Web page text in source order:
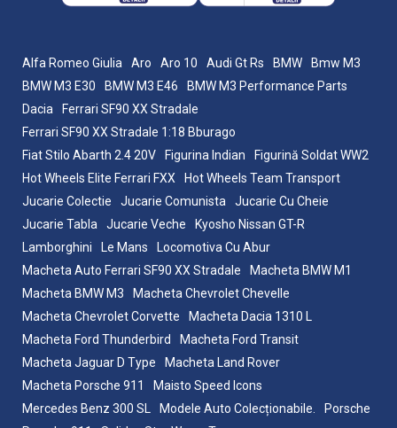
Alfa Romeo Giulia Aro Aro 10 Audi Gt Rs BMW
Bmw M3
BMW M3 E30
BMW M3 E46
BMW M3 Performance Parts
Dacia
Ferrari SF90 XX Stradale
Ferrari SF90 XX Stradale 1:18 Bburago
Fiat Stilo Abarth 2.4 20V
Figurina Indian
Figurină Soldat WW2
Hot Wheels Elite Ferrari FXX
Hot Wheels Team Transport
Jucarie Colectie
Jucarie Comunista
Jucarie Cu Cheie
Jucarie Tabla
Jucarie Veche
Kyosho Nissan GT-R
Lamborghini
Le Mans
Locomotiva Cu Abur
Macheta Auto Ferrari SF90 XX Stradale
Macheta BMW M1
Macheta BMW M3
Macheta Chevrolet Chevelle
Macheta Chevrolet Corvette
Macheta Dacia 1310 L
Macheta Ford Thunderbird
Macheta Ford Transit
Macheta Jaguar D Type
Macheta Land Rover
Macheta Porsche 911
Maisto Speed Icons
Mercedes Benz 300 SL
Modele Auto Colecționabile.
Porsche